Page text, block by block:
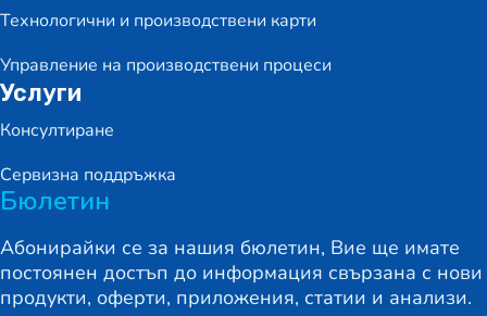
Технологични и производствени карти
Управление на производствени процеси
Услуги
Консултиране
Сервизна поддръжка
Бюлетин
Абонирайки се за нашия бюлетин, Вие ще имате
постоянен достъп до информация свързана с нови
продукти, оферти, приложения, статии и анализи.